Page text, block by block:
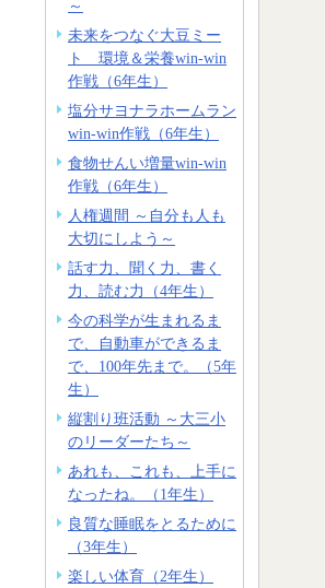
～
未来をつなぐ大豆ミー
ト 環境＆栄養win-win
作戦（6年生）
塩分サヨナラホームラン
win-win作戦（6年生）
食物せんい増量win-win
作戦（6年生）
人権週間 ～自分も人も
大切にしよう～
話す力、聞く力、書く
力、読む力（4年生）
今の科学が生まれるま
で、自動車ができるま
で、100年先まで。（5年
生）
縦割り班活動 ～大三小
のリーダーたち～
あれも、これも、上手に
なったね。（1年生）
良質な睡眠をとるために
（3年生）
楽しい体育（2年生）